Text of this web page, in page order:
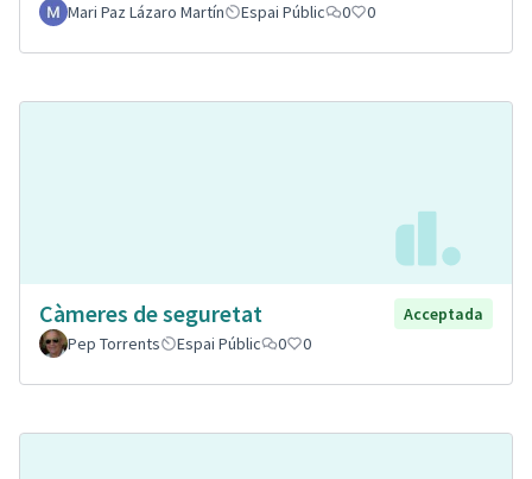
Mari Paz Lázaro Martín
Espai Públic 0 0
Càmeres de seguretat
Acceptada
Pep Torrents
Espai Públic 0 0